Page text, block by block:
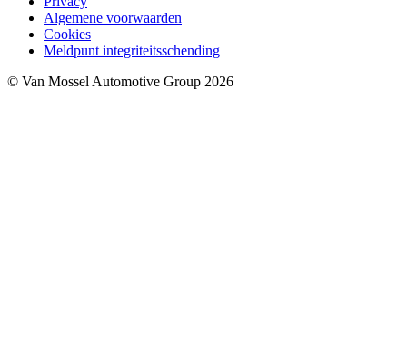
Algemene voorwaarden
Cookies
Meldpunt integriteitsschending
© Van Mossel Automotive Group 2026